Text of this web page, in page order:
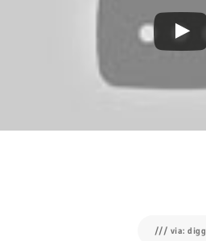
/// via: digg